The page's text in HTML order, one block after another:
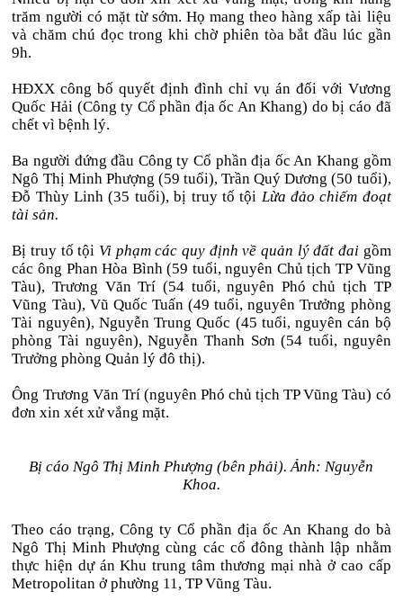
trăm người có mặt từ sớm. Họ mang theo hàng xấp tài liệu
và chăm chú đọc trong khi chờ phiên tòa bắt đầu lúc gần
9h.
HĐXX công bố quyết định đình chỉ vụ án đối với Vương
Quốc Hải (Công ty Cổ phần địa ốc An Khang) do bị cáo đã
chết vì bệnh lý.
Ba người đứng đầu Công ty Cổ phần địa ốc An Khang gồm
Ngô Thị Minh Phượng (59 tuổi), Trần Quý Dương (50 tuổi),
Đỗ Thùy Linh (35 tuổi), bị truy tố tội Lừa đảo chiếm đoạt
tài sản.
Bị truy tố tội Vi phạm các quy định về quản lý đất đai gồm
các ông Phan Hòa Bình (59 tuổi, nguyên Chủ tịch TP Vũng
Tàu), Trương Văn Trí (54 tuổi, nguyên Phó chủ tịch TP
Vũng Tàu), Vũ Quốc Tuấn (49 tuổi, nguyên Trưởng phòng
Tài nguyên), Nguyễn Trung Quốc (45 tuổi, nguyên cán bộ
phòng Tài nguyên), Nguyễn Thanh Sơn (54 tuổi, nguyên
Trưởng phòng Quản lý đô thị).
Ông Trương Văn Trí (nguyên Phó chủ tịch TP Vũng Tàu) có
đơn xin xét xử vắng mặt.
Bị cáo Ngô Thị Minh Phượng (bên phải). Ảnh: Nguyễn
Khoa.
Theo cáo trạng, Công ty Cổ phần địa ốc An Khang do bà
Ngô Thị Minh Phượng cùng các cổ đông thành lập nhằm
thực hiện dự án Khu trung tâm thương mại nhà ở cao cấp
Metropolitan ở phường 11, TP Vũng Tàu.